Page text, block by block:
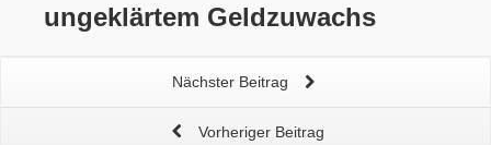
ungeklärtem Geldzuwachs
Nächster Beitrag
Vorheriger Beitrag